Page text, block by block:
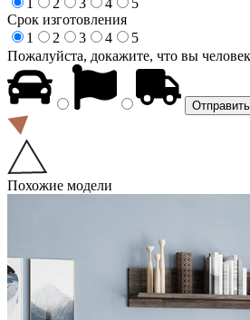
Срок изготовления
1
2 3 4
5
Пожалуйста, докажите, что вы
Похожие модели